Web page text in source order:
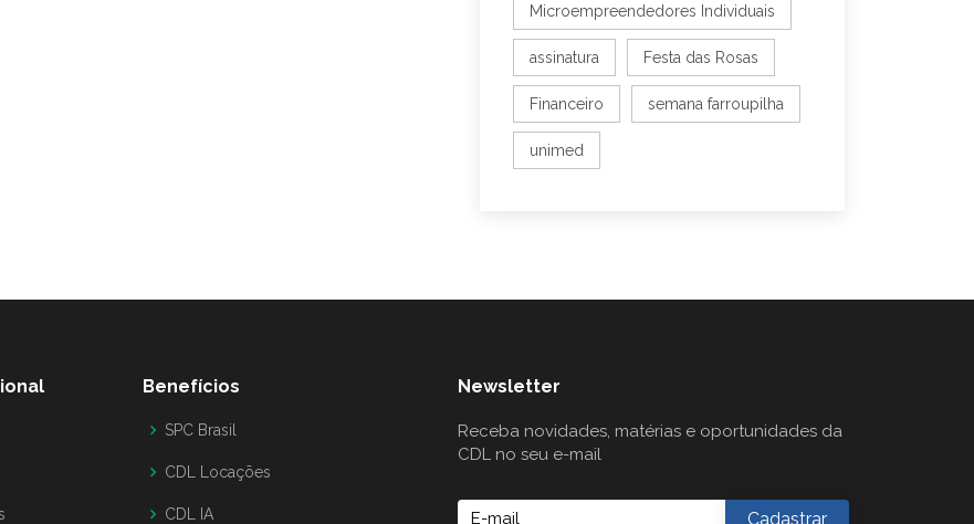
Microempreendedores Individuais
assinatura Festa das Rosas
Financeiro semana farroupilha
unimed
Benefícios
SPC Brasil
CDL Locações
CDL IA
Newsletter
Receba novidades, matérias e oportunidades da
CDL no seu e-mail